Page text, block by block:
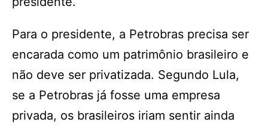
Para o presidente, a Petrobras precisa ser
encarada como um patrimônio brasileiro e
não deve ser privatizada. Segundo Lula,
se a Petrobras já fosse uma empresa
privada, os brasileiros iriam sentir ainda